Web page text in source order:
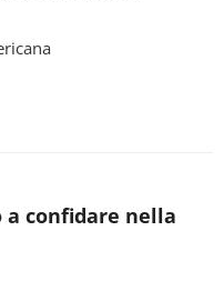
confidare nella